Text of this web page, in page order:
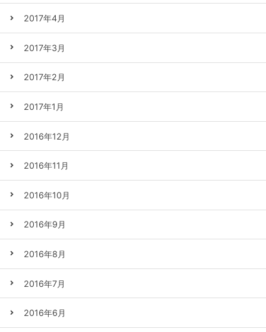
2017年4月
2017年3月
2017年2月
2017年1月
2016年12月
2016年11月
2016年10月
2016年9月
2016年8月
2016年7月
2016年6月